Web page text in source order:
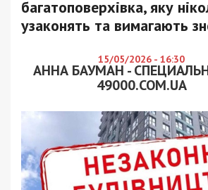
багатоповерхівка, яку
узаконять та вимагають
15/05/2026 - 16:30
АННА БАУМАН -
49000.COM.UA